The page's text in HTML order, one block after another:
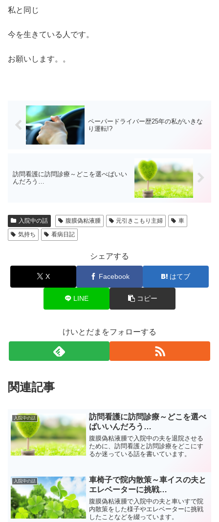
私と同じ
今を生きている人です。
お願いします。。
ペーパードライバー歴25年の私がいきな
り運転!?
訪問看護に訪問診療～どこを選べばいい
んだろう…
入院中の話 腹膜偽粘液腫 元引きこもり主婦
車
気持ち
看病日記
シェアする
X Facebook はてブ
LINE コピー
けいとだまをフォローする
関連記事
入院中の話
訪問看護に訪問診療～どこを選べ
ばいいんだろう…
腹膜偽粘液腫で入院中の夫を退院させる
ために、訪問看護と訪問診療をどこにす
るか迷っている話を書いています。
入院中の話
車椅子で院内散策～車イスの夫と
エレベーターに挑戦…
腹膜偽粘液腫で入院中の夫と車いすで院
内散策をした様子やエレベーターに挑戦
したことなどを綴っています。